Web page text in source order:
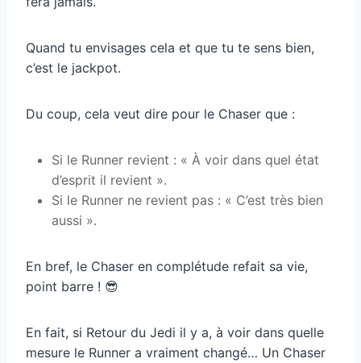
Quand tu envisages cela et que tu te sens bien,
c’est le jackpot.
Du coup, cela veut dire pour le Chaser que :
Si le Runner revient : « À voir dans quel état
d’esprit il revient ».
Si le Runner ne revient pas : « C’est très bien
aussi ».
En bref, le Chaser en complétude refait sa vie,
point barre ! 😎
En fait, si Retour du Jedi il y a, à voir dans quelle
mesure le Runner a vraiment changé… Un Chaser